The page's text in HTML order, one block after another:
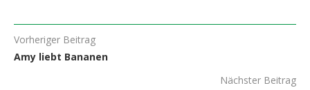
Vorheriger Beitrag
Amy liebt Bananen
Nächster Beitrag